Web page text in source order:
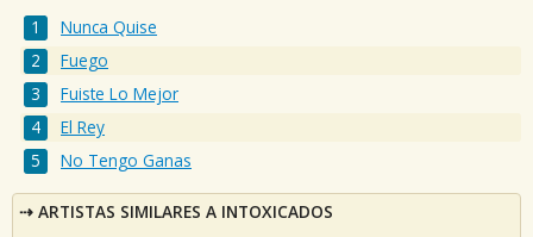
Nunca Quise
Fuego
Fuiste Lo Mejor
El Rey
No Tengo Ganas
ARTISTAS SIMILARES A INTOXICADOS